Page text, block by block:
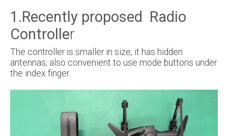
1.Recently proposed Radio
Controller
The controller is smaller in size, it has hidden
antennas, also convenient to use mode buttons under
the index finger.